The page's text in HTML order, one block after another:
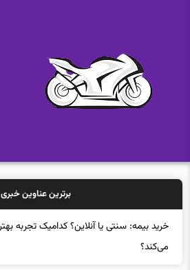
برترین عناوین خبری
خ